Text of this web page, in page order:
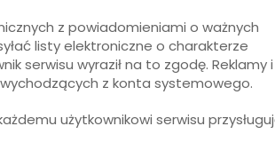
z powiadomieniami o ważnych
listy elektroniczne o charakterze
serwisu wyraził na to zgodę. Reklamy
z konta systemowego.
użytkownikowi serwisu